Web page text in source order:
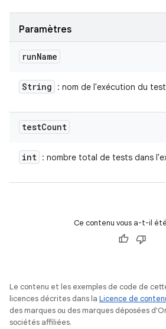
Paramètres
runName
String : nom de l'exécution du test
testCount
int : nombre total de tests dans
Ce contenu vous a-t-il
Le contenu et les exemples de code de
licences décrites dans la Licence de
des marques ou des marques déposées
sociétés affiliées.